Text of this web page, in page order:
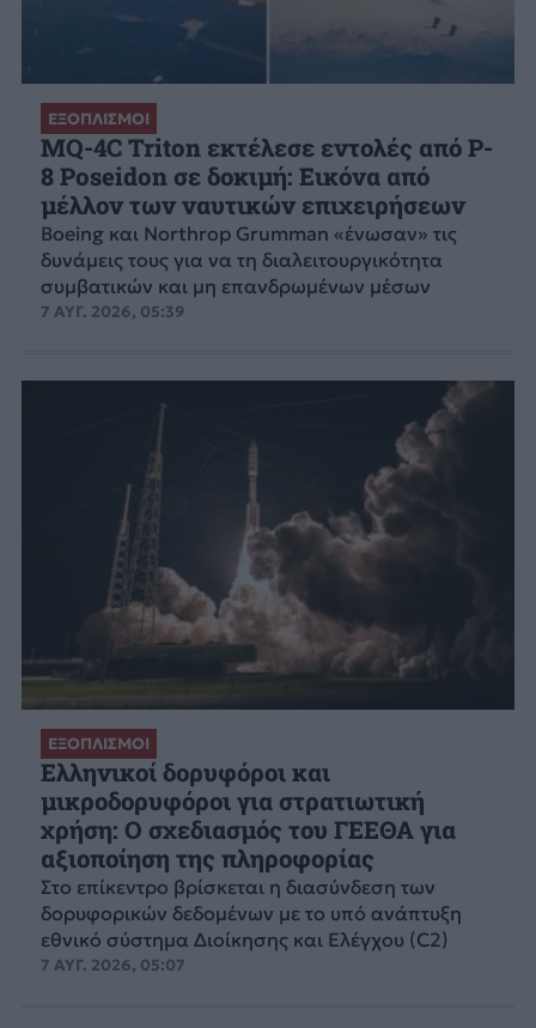
ΕΞΟΠΛΙΣΜΟΙ
MQ-4C Triton εκτέλεσε εντολές από P-
8 Poseidon σε δοκιμή: Εικόνα από
μέλλον των ναυτικών επιχειρήσεων
Boeing και Northrop Grumman «ένωσαν» τις
δυνάμεις τους για να τη διαλειτουργικότητα
συμβατικών και μη επανδρωμένων μέσων
7 ΑΥΓ. 2026, 05:39
ΕΞΟΠΛΙΣΜΟΙ
Ελληνικοί δορυφόροι και
μικροδορυφόροι για στρατιωτική
χρήση: Ο σχεδιασμός του ΓΕΕΘΑ για
αξιοποίηση της πληροφορίας
Στο επίκεντρο βρίσκεται η διασύνδεση των
δορυφορικών δεδομένων με το υπό ανάπτυξη
εθνικό σύστημα Διοίκησης και Ελέγχου (C2)
7 ΑΥΓ. 2026, 05:07